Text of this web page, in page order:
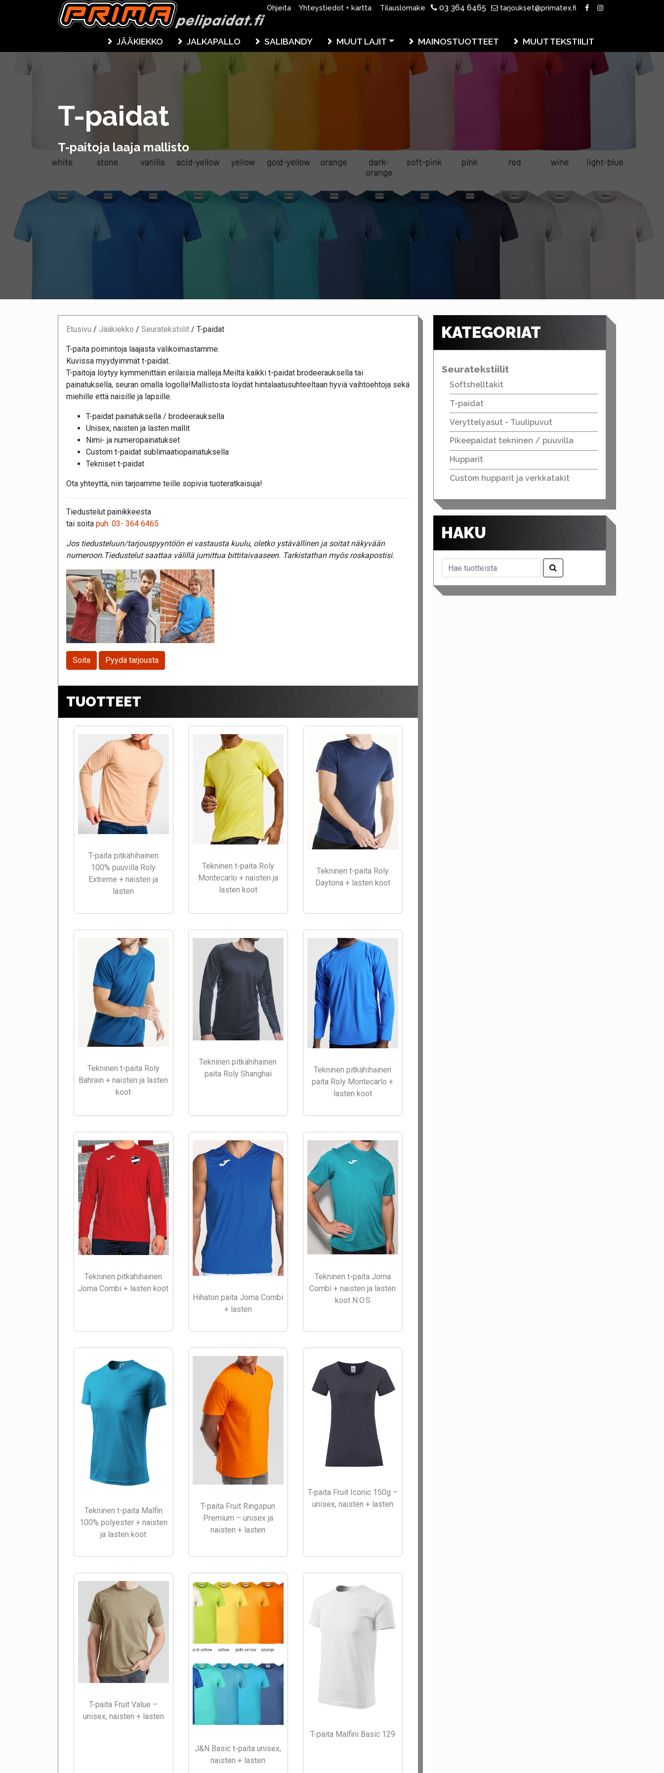
Ohjeita Yhteystiedot + kartta Tilauslomake 03 364 6465 tarjoukset@primatex.fi
JÄÄKIEKKO JALKAPALLO SALIBANDY MUUT LAJIT MAINOSTUOTTEET MUUT TEKSTIILIT
T-paidat
T-paitoja laaja mallisto
Etusivu / Jääkiekko / Seuratekstiilit / T-paidat
T-paita poimintoja laajasta valikoimastamme.
Kuvissa myydyimmät t-paidat.
T-paitoja löytyy kymmenittäin erilaisia malleja.Meiltä kaikki t-paidat brodeerauksella tai
painatuksella, seuran omalla logolla!Mallistosta löydät hintalaatusuhteeltaan hyviä vaihtoehtoja sekä
miehille että naisille ja lapsille.
T-paidat painatuksella / brodeerauksella
Unisex, naisten ja lasten mallit
Nimi- ja numeropainatukset
Custom t-paidat sublimaatiopainatuksella
Tekniset t-paidat
Ota yhteyttä, niin tarjoamme teille sopivia tuoteratkaisuja!
Tiedustelut painikkeesta
tai soita puh. 03- 364 6465
Jos tiedusteluun/tarjouspyyntöön ei vastausta kuulu, oletko ystävällinen ja soitat näkyvään
numeroon.Tiedustelut saattaa välillä jumittua bittitaivaaseen. Tarkistathan myös roskapostisi.
Soita Pyydä tarjousta
TUOTTEET
T-paita pitkähihainen
100% puuvilla Roly
Extreme + naisten ja
lasten
Tekninen t-paita Roly
Montecarlo + naisten ja
lasten koot
Tekninen t-paita Roly
Daytona + lasten koot
Tekninen t-paita Roly
Bahrain + naisten ja lasten
koot
Tekninen pitkähihainen
paita Roly Shanghai
Tekninen pitkähihainen
paita Roly Montecarlo +
lasten koot
Tekninen pitkähihainen
Joma Combi + lasten koot
Hihaton paita Joma Combi
+ lasten
Tekninen t-paita Joma
Combi + naisten ja lasten
koot N.O.S
Tekninen t-paita Malfin
100% polyester + naisten
ja lasten koot
T-paita Fruit Ringspun
Premium – unisex ja
naisten + lasten
T-paita Fruit Iconic 150g –
unisex, naisten + lasten
T-paita Fruit Value –
unisex, naisten + lasten
J&N Basic t-paita unisex,
naisten + lasten
T-paita Malfini Basic 129
KATEGORIAT
Seuratekstiilit
Softshelltakit
T-paidat
Veryttelyasut - Tuulipuvut
Pikeepaidat tekninen / puuvilla
Hupparit
Custom hupparit ja verkkatakit
HAKU